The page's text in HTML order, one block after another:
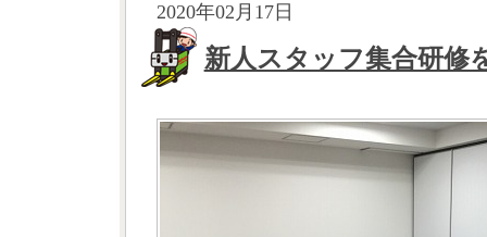
2020年02月17日
新人スタッフ集合研修